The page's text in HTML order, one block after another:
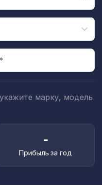
марку, модель
-
Прибыль за год